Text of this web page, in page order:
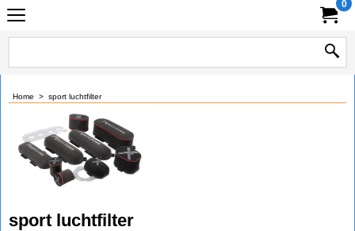
0
Home > sport luchtfilter
sport luchtfilter